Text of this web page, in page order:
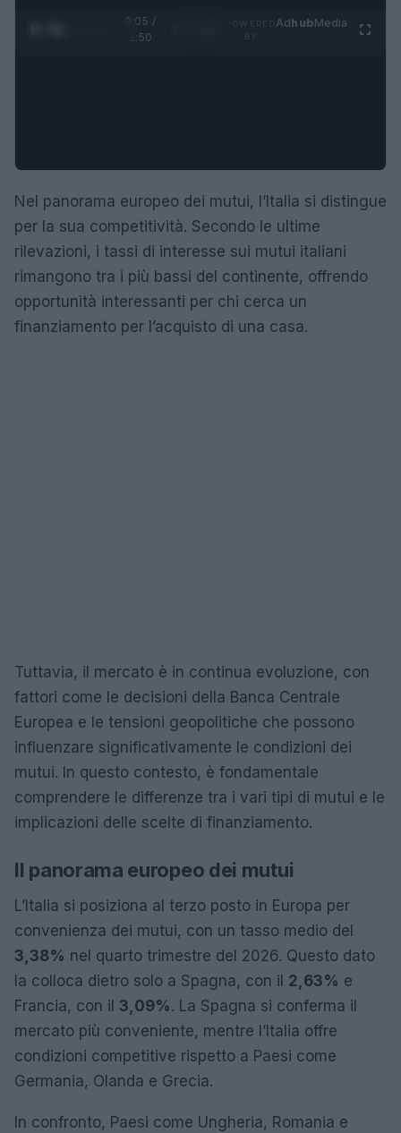
0:05 /
1:50
AdhubMedia
Nel panorama europeo dei mutui, l’Italia si distingue
per la sua competitività. Secondo le ultime
rilevazioni, i tassi di interesse sui mutui italiani
rimangono tra i più bassi del continente, offrendo
opportunità interessanti per chi cerca un
finanziamento per l’acquisto di una casa.
Tuttavia, il mercato è in continua evoluzione, con
fattori come le decisioni della Banca Centrale
Europea e le tensioni geopolitiche che possono
influenzare significativamente le condizioni dei
mutui. In questo contesto, è fondamentale
comprendere le differenze tra i vari tipi di mutui e le
implicazioni delle scelte di finanziamento.
Il panorama europeo dei mutui
L’Italia si posiziona al terzo posto in Europa per
convenienza dei mutui, con un tasso medio del
3,38% nel quarto trimestre del 2026. Questo dato
la colloca dietro solo a Spagna, con il 2,63% e
Francia, con il 3,09%. La Spagna si conferma il
mercato più conveniente, mentre l’Italia offre
condizioni competitive rispetto a Paesi come
Germania, Olanda e Grecia.
In confronto, Paesi come Ungheria, Romania e